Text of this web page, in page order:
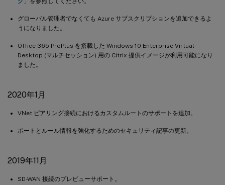
グローバル管理者でなくても Azure サブスクリプションを追加できるよ
うになりました。
Office 365 ProPlus を搭載した Windows 10 Enterprise Virtual
Desktop (マルチセッション) 用の Citrix 提供イメージが利用可能になり
ました。
2020年1月
VNet ピアリング接続におけるカスタムルートのサポートを追加。
ポートとルール情報を強化するためのセキュリティ記事の更新。
2019年11月
SD-WAN 接続のプレビューサポート。